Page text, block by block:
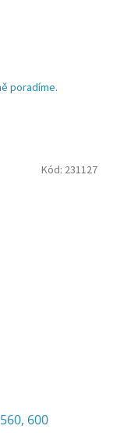
poradíme.
600
Kód: 231127